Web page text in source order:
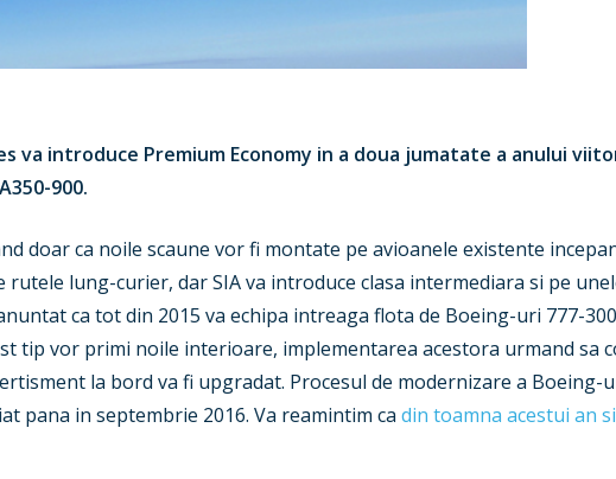
va introduce Premium Economy in a doua jumatate a anului
900.
doar ca noile scaune vor fi montate pe avioanele existente
rutele lung-curier, dar SIA va introduce clasa intermediara si pe
ca tot din 2015 va echipa intreaga flota de Boeing-uri 777-
tip vor primi noile interioare, implementarea acestora urmand sa
la bord va fi upgradat. Procesul de modernizare a Boeing-
pana in septembrie 2016. Va reamintim ca din toamna acestui an